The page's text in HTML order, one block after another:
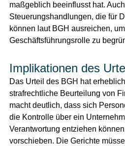
maßgeblich beeinflusst hat.
Steuerungshandlungen, die für
können laut BGH ausreichen,
Geschäftsführungsrolle zu
Implikationen des
Das Urteil des BGH hat
strafrechtliche Beurteilung von
macht deutlich, dass sich
die Kontrolle über ein
Verantwortung entziehen
vorschieben. Die Gerichte